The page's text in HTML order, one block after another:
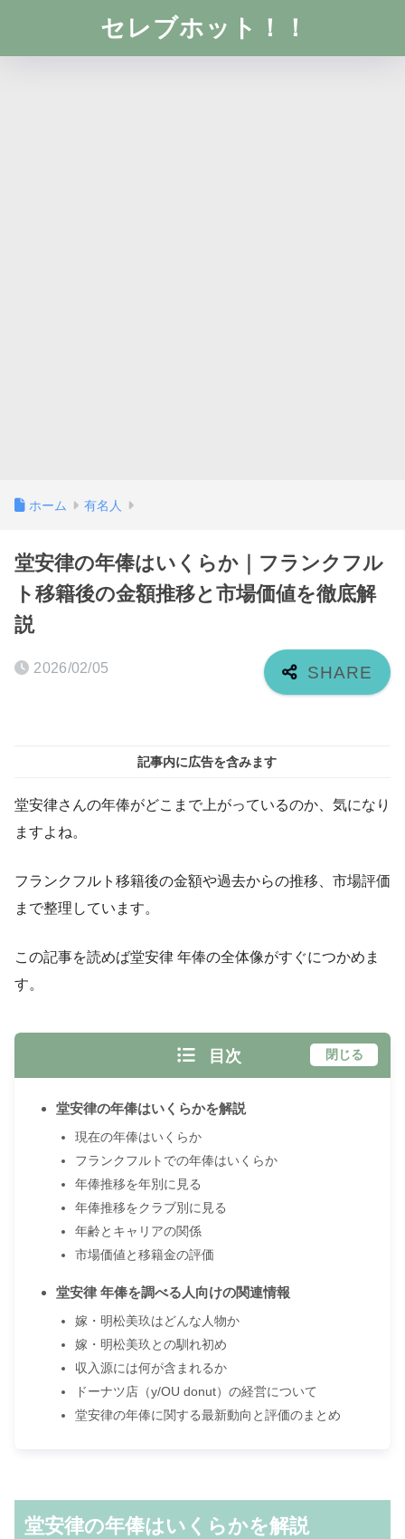
セレブホット！！
ホーム 有名人
堂安律の年俸はいくらか｜フランクフル
ト移籍後の金額推移と市場価値を徹底解
説
2026/02/05
記事内に広告を含みます
堂安律さんの年俸がどこまで上がっているのか、気になり
ますよね。
フランクフルト移籍後の金額や過去からの推移、市場評価
まで整理しています。
この記事を読めば堂安律 年俸の全体像がすぐにつかめま
す。
目次 閉じる
堂安律の年俸はいくらかを解説
現在の年俸はいくらか
フランクフルトでの年俸はいくらか
年俸推移を年別に見る
年俸推移をクラブ別に見る
年齢とキャリアの関係
市場価値と移籍金の評価
堂安律 年俸を調べる人向けの関連情報
嫁・明松美玖はどんな人物か
嫁・明松美玖との馴れ初め
収入源には何が含まれるか
ドーナツ店（y/OU donut）の経営について
堂安律の年俸に関する最新動向と評価のまとめ
堂安律の年俸はいくらかを解説